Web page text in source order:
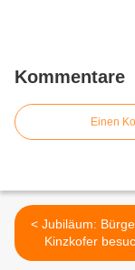
Kommentare
Einen
< Jubiläum: Bürgermeister
Kinzkofer
Weihnachten